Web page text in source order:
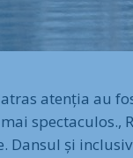
atenția au
Dansul și